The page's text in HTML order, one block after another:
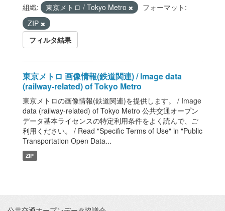
組織:
東京メトロ / Tokyo Metro
フォーマット:
ZIP
フィルタ結果
東京メトロ 画像情報(鉄道関連) / Image data
(railway-related) of Tokyo Metro
東京メトロの画像情報(鉄道関連)を提供します。 / Image
data (railway-related) of Tokyo Metro 公共交通オープン
データ基本ライセンスの特定利用条件をよく読んで、ご
利用ください。 / Read "Specific Terms of Use" in "Public
Transportation Open Data...
ZIP